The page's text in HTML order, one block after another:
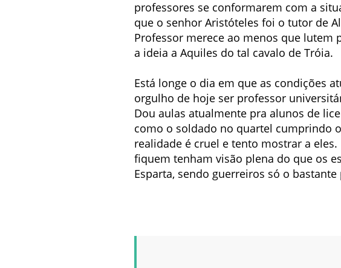
professores se conformarem com a
que o senhor Aristóteles foi o tutor de
Professor merece ao menos que lutem
a ideia a Aquiles do tal cavalo de Tróia.
Está longe o dia em que as condições
orgulho de hoje ser professor
Dou aulas atualmente pra alunos de
como o soldado no quartel cumprindo
realidade é cruel e tento mostrar a
fiquem tenham visão plena do que os
Esparta, sendo guerreiros só o